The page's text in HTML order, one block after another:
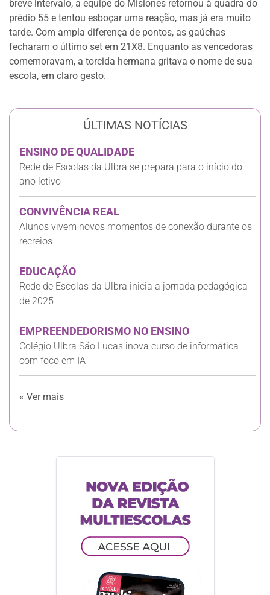
breve intervalo, a equipe do Misiones retornou à quadra do
prédio 55 e tentou esboçar uma reação, mas já era muito
tarde. Com ampla diferença de pontos, as gaúchas
fecharam o último set em 21X8. Enquanto as vencedoras
comemoravam, a torcida hermana gritava o nome de sua
escola, em claro gesto.
ÚLTIMAS NOTÍCIAS
ENSINO DE QUALIDADE
Rede de Escolas da Ulbra se prepara para o início do
ano letivo
CONVIVÊNCIA REAL
Alunos vivem novos momentos de conexão durante os
recreios
EDUCAÇÃO
Rede de Escolas da Ulbra inicia a jornada pedagógica
de 2025
EMPREENDEDORISMO NO ENSINO
Colégio Ulbra São Lucas inova curso de informática
com foco em IA
« Ver mais